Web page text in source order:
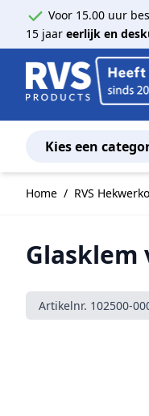
Voor 15.00 uur
15 jaar eerlijk en
Kies een
Home / RVS
Glasklem
Artikelnr. 102500-